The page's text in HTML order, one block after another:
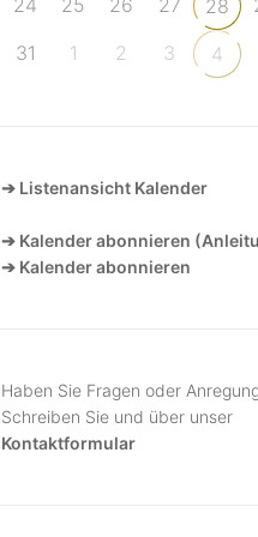
24
25 26 27 28
31
1 2 3 4
➔ Listenansicht Kalender
➔ Kalender abonnieren
➔ Kalender abonnieren
Haben Sie Fragen oder
Schreiben Sie und über unser
Kontaktformular